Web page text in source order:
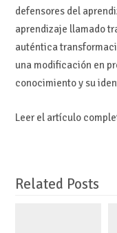
defensores del
aprendizaje llamado
auténtica
una modificación en
conocimiento y su
Leer el artículo
Related Posts